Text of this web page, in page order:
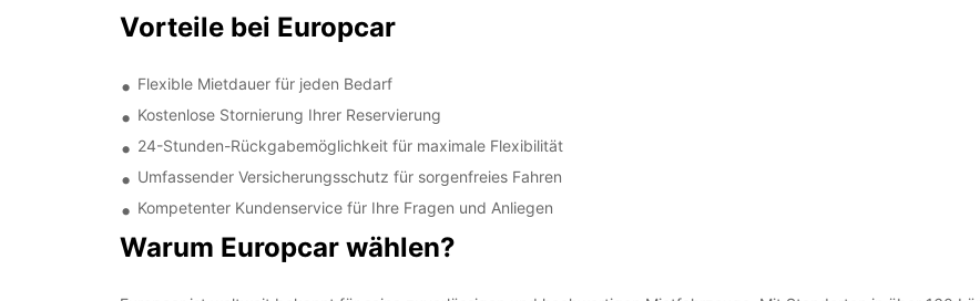
Vorteile bei Europcar
Flexible Mietdauer für jeden Bedarf
Kostenlose Stornierung Ihrer Reservierung
24-Stunden-Rückgabemöglichkeit für maximale Flexibilität
Umfassender Versicherungsschutz für sorgenfreies Fahren
Kompetenter Kundenservice für Ihre Fragen und Anliegen
Warum Europcar wählen?